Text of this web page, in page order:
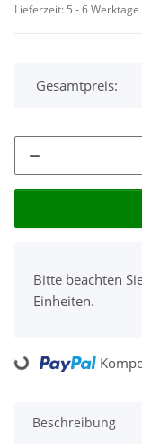
Lieferzeit: 5 - 6 Werktage
Gesamtpreis:
Bitte beachten
Einheiten.
Loading...
Beschreibung